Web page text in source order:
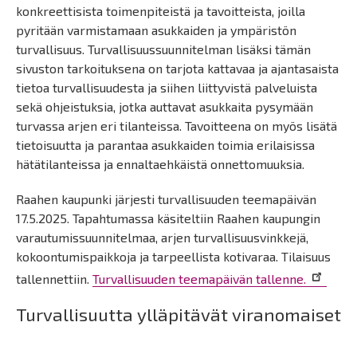
konkreettisista toimenpiteistä ja tavoitteista, joilla
pyritään varmistamaan asukkaiden ja ympäristön
turvallisuus. Turvallisuussuunnitelman lisäksi tämän
sivuston tarkoituksena on tarjota kattavaa ja ajantasaista
tietoa turvallisuudesta ja siihen liittyvistä palveluista
sekä ohjeistuksia, jotka auttavat asukkaita pysymään
turvassa arjen eri tilanteissa. Tavoitteena on myös lisätä
tietoisuutta ja parantaa asukkaiden toimia erilaisissa
hätätilanteissa ja ennaltaehkäistä onnettomuuksia.
Raahen kaupunki järjesti turvallisuuden teemapäivän
17.5.2025. Tapahtumassa käsiteltiin Raahen kaupungin
varautumissuunnitelmaa, arjen turvallisuusvinkkejä,
kokoontumispaikkoja ja tarpeellista kotivaraa. Tilaisuus
tallennettiin. Turvallisuuden teemapäivän tallenne.
Turvallisuutta ylläpitävät viranomaiset